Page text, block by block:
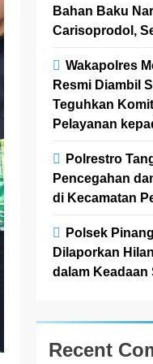
Bahan Baku
Carisoprodol,
Wakapolres
Resmi Diambil
Teguhkan
Pelayanan
Polrestro
Pencegahan
di Kecamatan
Polsek
Dilaporkan
dalam Keadaan
Recent